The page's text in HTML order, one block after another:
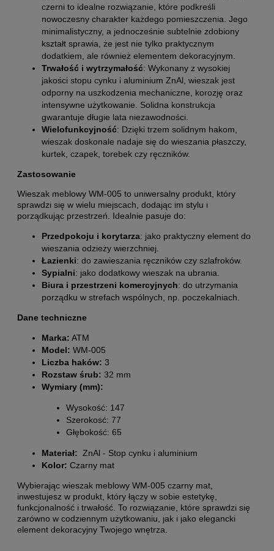
czerni to idealne rozwiązanie, które podkreśli
nowoczesny charakter każdego pomieszczenia. Jego
minimalistyczny, a jednocześnie subtelnie zdobiony
kształt sprawia, że jest nie tylko praktycznym
dodatkiem, ale również elementem dekoracyjnym.
Trwałość i wytrzymałość: Wykonany z wysokiej
jakości stopu cynku i aluminium ZnAl, wieszak jest
odporny na uszkodzenia mechaniczne, korozję oraz
intensywne użytkowanie. Solidna konstrukcja
gwarantuje długie lata niezawodności.
Wielofunkcyjność: Dzięki trzem solidnym hakom,
wieszak doskonale nadaje się do wieszania płaszczy,
kurtek, czapek, torebek czy ręczników.
Zastosowanie
Wieszak meblowy WM-005 to uniwersalny produkt, który
sprawdzi się w wielu miejscach, dodając im stylu i
porządkując przestrzeń. Idealnie pasuje do:
Przedpokoju i korytarza: jako praktyczny element do
wieszania odzieży wierzchniej.
Łazienki: do zawieszania ręczników czy szlafroków.
Sypialni: jako dodatkowy wieszak na ubrania.
Biura i przestrzeni komercyjnych: do utrzymania
porządku w strefach wspólnych, np. poczekalniach.
Dane techniczne
Marka: ATM
Model: WM-005
Liczba haków: 3
Rozstaw śrub: 32 mm
Wymiary (mm):
Wysokość: 147
Szerokość: 77
Głębokość: 65
Materiał: ZnAl - Stop cynku i aluminium
Kolor: Czarny mat
Wybierając wieszak meblowy WM-005 czarny mat,
inwestujesz w produkt, który łączy w sobie estetykę,
funkcjonalność i trwałość. To rozwiązanie, które sprawdzi się
zarówno w codziennym użytkowaniu, jak i jako elegancki
element dekoracyjny Twojego wnętrza.